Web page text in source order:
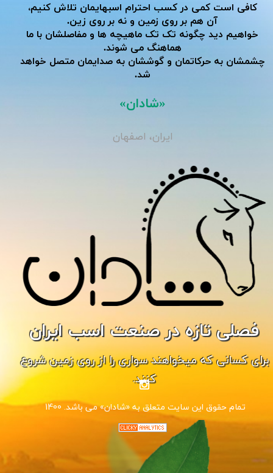
فصلی تازه در صنعت اسب ایران
برای کسانی که میخواهند سواری را از روی زمین شروع
کنند.
1400 .تمام حقوق این سایت متعلق به «شادان» می باشد
کافی است کمی در کسب احترام اسبهایمان تلاش کنیم،
آن هم بر روی زمین و نه بر روی زین.
خواهیم دید چگونه تک تک ماهیچه ها و مفاصلشان با ما
هماهنگ می شوند.
​​​​​​​چشمشان به حرکاتمان و گوششان به صدایمان متصل خواهد
شد.
«شادان»
ایران، اصفهان